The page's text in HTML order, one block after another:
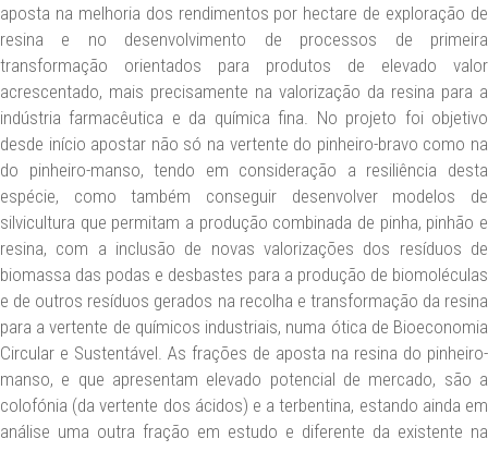
aposta na melhoria dos rendimentos por hectare de exploração de
resina e no desenvolvimento de processos de primeira
transformação orientados para produtos de elevado valor
acrescentado, mais precisamente na valorização da resina para a
indústria farmacêutica e da química fina. No projeto foi objetivo
desde início apostar não só na vertente do pinheiro-bravo como na
do pinheiro-manso, tendo em consideração a resiliência desta
espécie, como também conseguir desenvolver modelos de
silvicultura que permitam a produção combinada de pinha, pinhão e
resina, com a inclusão de novas valorizações dos resíduos de
biomassa das podas e desbastes para a produção de biomoléculas
e de outros resíduos gerados na recolha e transformação da resina
para a vertente de químicos industriais, numa ótica de Bioeconomia
Circular e Sustentável. As frações de aposta na resina do pinheiro-
manso, e que apresentam elevado potencial de mercado, são a
colofónia (da vertente dos ácidos) e a terbentina, estando ainda em
análise uma outra fração em estudo e diferente da existente na